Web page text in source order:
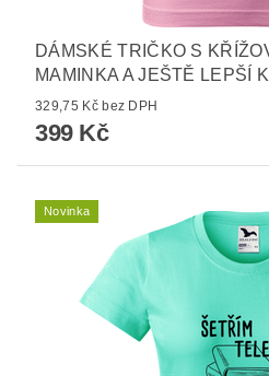
DÁMSKÉ TRIČKO S
MAMINKA A JEŠTĚ LEPŠÍ
329,75 Kč bez DPH
399 Kč
Novinka